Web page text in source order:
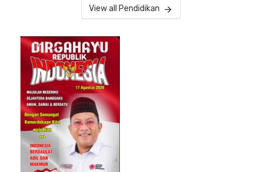
View all Pendidikan